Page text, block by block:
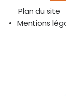
Plan du site
Mentions